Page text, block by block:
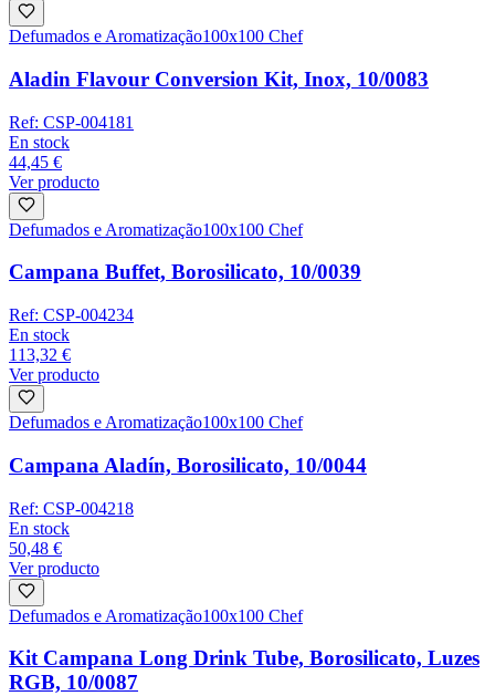
Defumados e Aromatização100x100 Chef
Aladin Flavour Conversion Kit, Inox, 10/0083
Ref: CSP-004181
En stock
44,45 €
Ver producto
Defumados e Aromatização100x100 Chef
Campana Buffet, Borosilicato, 10/0039
Ref: CSP-004234
En stock
113,32 €
Ver producto
Defumados e Aromatização100x100 Chef
Campana Aladín, Borosilicato, 10/0044
Ref: CSP-004218
En stock
50,48 €
Ver producto
Defumados e Aromatização100x100 Chef
Kit Campana Long Drink Tube, Borosilicato, Luzes
RGB, 10/0087